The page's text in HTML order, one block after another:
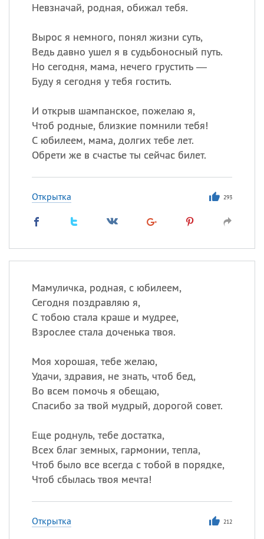
Невзначай, родная, обижал тебя.
Вырос я немного, понял жизни суть,
Ведь давно ушел я в судьбоносный путь.
Но сегодня, мама, нечего грустить —
Буду я сегодня у тебя гостить.
И открыв шампанское, пожелаю я,
Чтоб родные, близкие помнили тебя!
С юбилеем, мама, долгих тебе лет.
Обрети же в счастье ты сейчас билет.
Открытка 293
Мамуличка, родная, с юбилеем,
Сегодня поздравляю я,
С тобою стала краше и мудрее,
Взрослее стала доченька твоя.
Моя хорошая, тебе желаю,
Удачи, здравия, не знать, чтоб бед,
Во всем помочь я обещаю,
Спасибо за твой мудрый, дорогой совет.
Еще роднуль, тебе достатка,
Всех благ земных, гармонии, тепла,
Чтоб было все всегда с тобой в порядке,
Чтоб сбылась твоя мечта!
Открытка 212